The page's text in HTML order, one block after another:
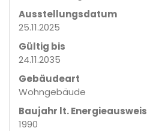
Ausstellungsdatum
25.11.2025
Gültig bis
24.11.2035
Gebäudeart
Wohngebäude
Baujahr lt. Energieausweis
1990